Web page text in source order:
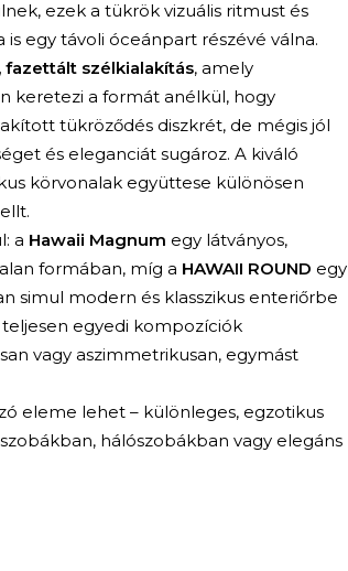
ezek a tükrök vizuális ritmust és
egy távoli óceánpart részévé válna.
fazettált szélkialakítás, amely
keretezi a formát anélkül, hogy
tükröződés diszkrét, de mégis jól
és eleganciát sugároz. A kiváló
körvonalak együttese különösen
a Hawaii Magnum egy látványos,
formában, míg a HAWAII ROUND egy
simul modern és klasszikus enteriőrbe
egyedi kompozíciók
vagy aszimmetrikusan, egymást
eleme lehet – különleges, egzotikus
hálószobákban vagy elegáns